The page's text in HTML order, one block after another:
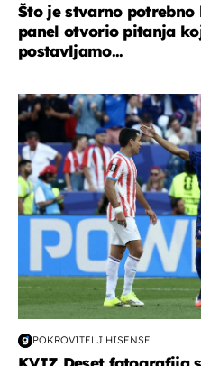
Što je stvarno
panel otvorio pitanja
postavljamo...
svjetsko prvenstvo 2026
POKROVITELJ HISENSE